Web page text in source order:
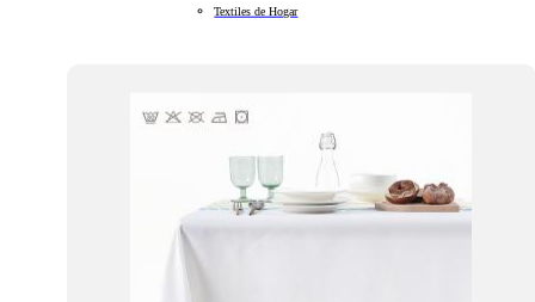
Textiles de Hogar